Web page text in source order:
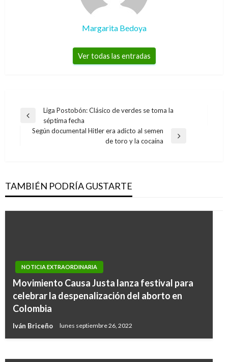
Margarita Bedoya
Ver todas las entradas
Navegación
Entrada
anterior
Liga Postobón: Clásico de verdes se toma la
séptima fecha
Según documental Hitler era adicto al semen
de toro y la cocaína
TAMBIÉN PODRÍA GUSTARTE
NOTICIA EXTRAORDINARIA
Movimiento Causa Justa lanza festival para
celebrar la despenalización del aborto en
Colombia
Iván Briceño lunes septiembre 26, 2022
Vacuna contra el Covid-19 estaría llegando a